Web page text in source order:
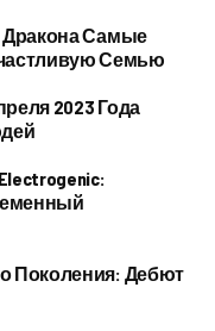
Дракона Самые
Семью
2023 Года
Поколения: Дебют